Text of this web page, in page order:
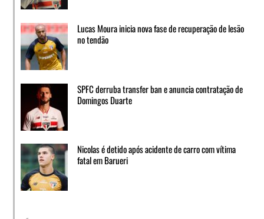
Lucas Moura inicia nova fase de recuperação de lesão
no tendão
SPFC derruba transfer ban e anuncia contratação de
Domingos Duarte
Nicolas é detido após acidente de carro com vítima
fatal em Barueri